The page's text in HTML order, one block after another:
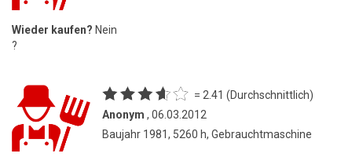
Wieder kaufen? Nein
?
= 2.41 (Durchschnittlich)
Anonym , 06.03.2012
Baujahr 1981, 5260 h, Gebrauchtmaschine